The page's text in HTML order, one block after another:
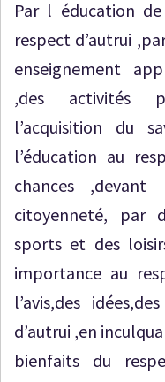
Par l éducation
respect d’autrui
enseignement
,des activités
l’acquisition du
l’éducation au
chances
citoyenneté, par
sports et des
importance au
l’avis,des
d’autrui ,en
bienfaits du